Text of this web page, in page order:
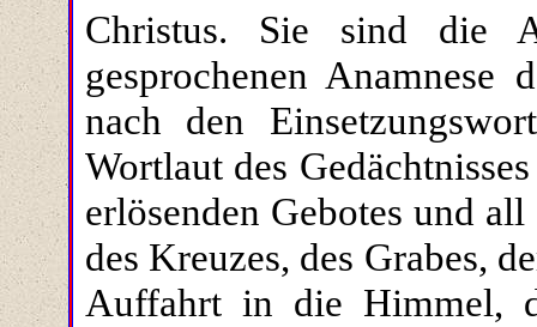
Christus. Sie sind die
gesprochenen
nach den
Wortlaut des
erlösenden Gebotes und
des Kreuzes, des Grabes,
Auffahrt in die Himmel,